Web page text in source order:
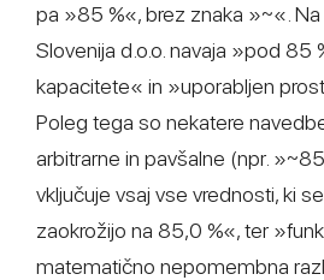
pa »85 %«, brez znaka »~«.
Slovenija d.o.o. navaja »pod 85
kapacitete« in »uporabljen
Poleg tega so nekatere
arbitrarne in pavšalne (npr.
vključuje vsaj vse vrednosti, ki
zaokrožijo na 85,0 %«, ter
matematično nepomembna